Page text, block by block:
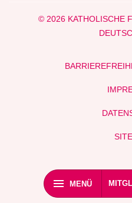
MENÜ
© 2026 KATHOLISCHE